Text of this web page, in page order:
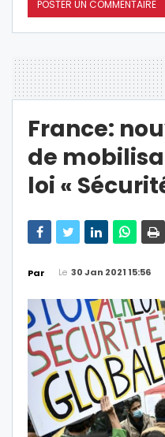
France:
de
loi «
Par Le 30 Jan 2021 15:56